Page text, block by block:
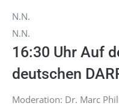
N.N.
N.N.
16:30 Uhr Auf
deutschen
Moderation: Dr. Marc